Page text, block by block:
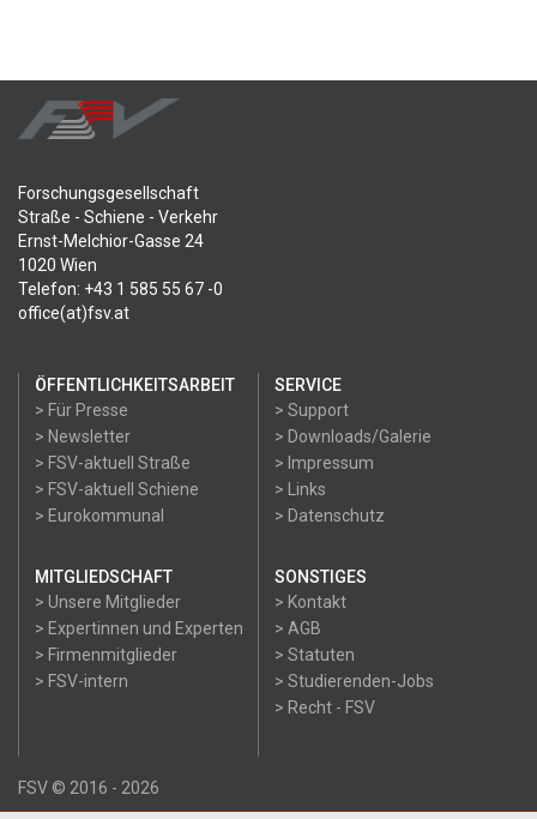
Forschungsgesellschaft
Straße - Schiene - Verkehr
Ernst-Melchior-Gasse 24
1020 Wien
Telefon: +43 1 585 55 67 -0
office(at)fsv.at
ÖFFENTLICHKEITSARBEIT
> Für Presse
> Newsletter
> FSV-aktuell Straße
> FSV-aktuell Schiene
> Eurokommunal
SERVICE
> Support
> Downloads/Galerie
> Impressum
> Links
> Datenschutz
MITGLIEDSCHAFT
> Unsere Mitglieder
> Expertinnen und Experten
> Firmenmitglieder
> FSV-intern
SONSTIGES
> Kontakt
> AGB
> Statuten
> Studierenden-Jobs
> Recht - FSV
FSV © 2016 - 2026